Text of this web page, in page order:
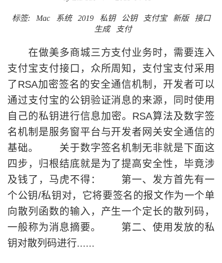
标签: Mac 系统 2019 私钥 公钥 支付宝 新版
接口
生成
支付
在做美多商城三方支付业务时，需要连入
支付宝支付接口，众所周知，支付宝支付采用
了RSA加密签名的安全通信机制，开发者可以
通过支付宝的公钥验证消息的来源，同时使用
自己的私钥进行信息加密。RSA算法及数字签
名机制是服务窗平台与开发者网关安全通信的
基础。 关于数字签名机制无非就是下面这
四步，归根结底就是为了提高安全性，毕竟涉
及钱了，马虎不得： 第一、发方首先有一
个公钥/私钥对，它将要签名的报文作为一个单
向散列函数的输入，产生一个定长的散列码，
一般称为消息摘要。 第二、使用发放的私
钥对散列码进行......